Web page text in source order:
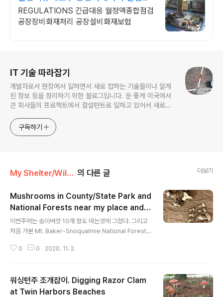
동화 장비판매수리보수
REGULATIONS 긴급대응 월정액종합점검
공장장비화재처리 공장설비화재보험
IT 기술 따라잡기
개발자로서 현장에서 일하면서 새로 접하는 기술들이나 알게
된 정보 등을 정리하기 위한 블로그입니다. 운 좋게 미국에서
큰 회사들의 프로젝트에서 컬설턴트로 일하고 있어서 새로운
사용되는 툴들에 대해 많은 분들과 정보를 공유하고 싶습니다.
구독하기
My Shelter/Wild Forager 의 다른 글 더보기
Mushrooms in County/State Park and
National Forests near my place and R
egulations
이번주에는 송이버섯 10개 정도 따는것에 그쳤다. 그리고
처음 가본 Mt. Baker-Snoqualmie National Forest
서 버섯 채취 관련 규정이 어떤가 조사해서 유투브에 올렸
k 그리고 각각의 National Park 관리 기관들이 저마다의
규정을 만들어 놓았지만 돈을 따로 내야 되는 것은 아니다.
0 0 2020. 11. 2.
워싱턴주 조개잡이. Digging Razor Clam
at Twin Harbors Beaches